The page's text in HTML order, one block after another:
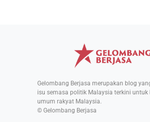
Gelombang Berjasa merupakan blog
isu semasa politik Malaysia terkini untuk
umum rakyat Malaysia.
© Gelombang Berjasa